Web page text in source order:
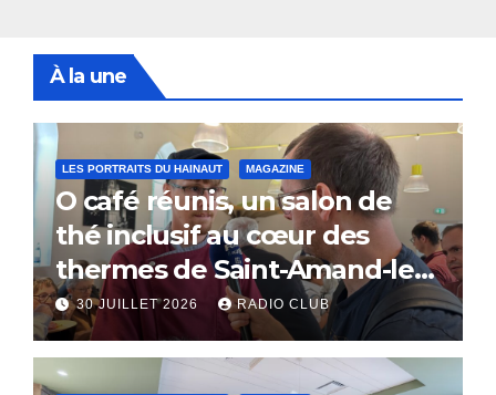
À la une
LES PORTRAITS DU HAINAUT MAGAZINE
O café réunis, un salon de
thé inclusif au cœur des
thermes de Saint-Amand-les-
Eaux
30 JUILLET 2026 RADIO CLUB